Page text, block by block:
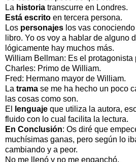
La historia transcurre en Londres.
Está escrito en tercera persona.
Los personajes los vas
libro. Yo os voy a hablar de alguno
lógicamente hay muchos más.
William Bellman: Es el protagonista
Charles: Primo de William.
Fred: Hermano mayor de William.
La trama se me ha hecho un poco
las cosas como son.
El
lenguaje que utiliza la autora,
fluido con lo cual facilita la lectura.
En Conclusión: Os diré que
muchísimas ganas, pero según lo
cambiando y a peor.
No me llenó y no me enganchó.